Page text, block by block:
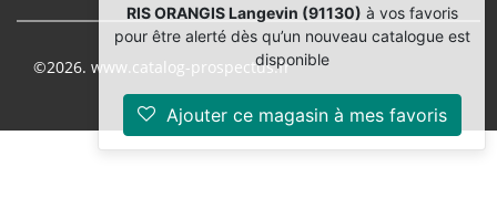
RIS ORANGIS Langevin (91130) à vos favoris
pour être alerté dès qu’un nouveau catalogue est
disponible
Ajouter ce magasin à mes favoris
©2026. www.catalog-prospectus.fr